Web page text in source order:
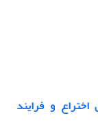
و فرایند